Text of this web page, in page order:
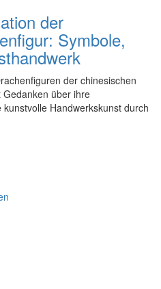
der
Symbole,
der chinesischen
über ihre
Handwerkskunst durch